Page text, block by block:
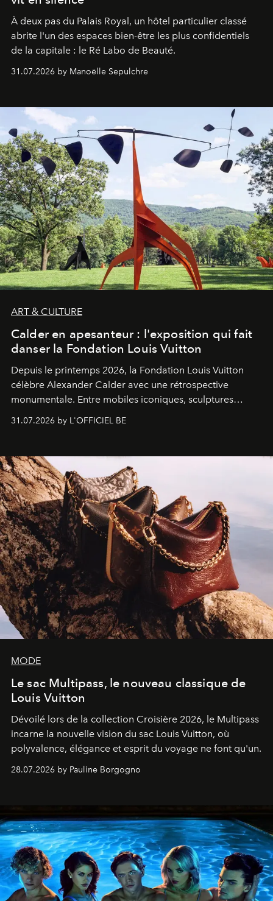
À deux pas du Palais Royal, un hôtel particulier classé
abrite l'un des espaces bien-être les plus confidentiels
de la capitale : le Ré Labo de Beauté.
31.07.2026 by Manoëlle Sepulchre
ART & CULTURE
Calder en apesanteur : l'exposition qui fait
danser la Fondation Louis Vuitton
Depuis le printemps 2026, la Fondation Louis Vuitton
célèbre Alexander Calder avec une rétrospective
monumentale. Entre mobiles iconiques, sculptures
monumentales et poésie du mouvement, l'artiste
américain investit les espaces imaginés par Frank Gehry
sculpture.
31.07.2026 by L'OFFICIEL BE
MODE
Le sac Multipass, le nouveau classique de
Louis Vuitton
Dévoilé lors de la collection Croisière 2026, le Multipass
incarne la nouvelle vision du sac Louis Vuitton, où
polyvalence, élégance et esprit du voyage ne font qu'un.
28.07.2026 by Pauline Borgogno